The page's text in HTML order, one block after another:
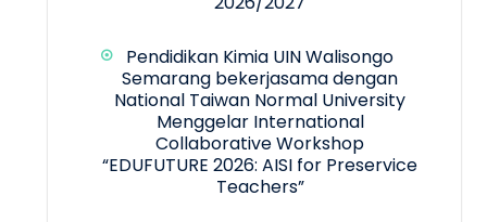
Pendidikan Kimia UIN Walisongo
Semarang bekerjasama dengan
National Taiwan Normal University
Menggelar International
Collaborative Workshop
“EDUFUTURE 2026: AISI for Preservice
Teachers”